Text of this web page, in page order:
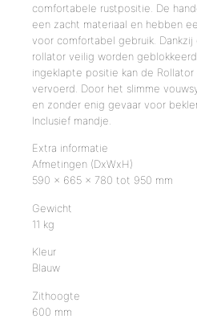
comfortabele rustpositie. De
een zacht materiaal en hebben
voor comfortabel gebruik.
rollator veilig worden
ingeklapte positie kan de
vervoerd. Door het slimme
en zonder enig gevaar voor
Inclusief mandje.
Extra informatie
Afmetingen (DxWxH)
590 x 665 x 780 tot 950 mm
Gewicht
11 kg
Kleur
Blauw
Zithoogte
600 mm